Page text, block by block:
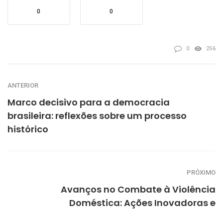
0 0
0 256
ANTERIOR
Marco decisivo para a democracia
brasileira: reflexões sobre um processo
histórico
PRÓXIMO
Avanços no Combate à Violência
Doméstica: Ações Inovadoras e